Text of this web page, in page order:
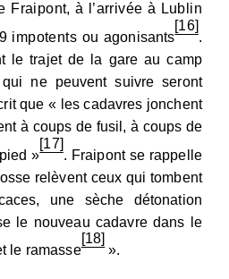
Fraipont, à l’arrivée à Lublin
impotents ou agonisants
[16]
.
le trajet de la gare au camp
ne peuvent suivre seront
que « les cadavres jonchent
à coups de fusil, à coups de
»
[17]
. Fraipont se rappelle
relèvent ceux qui tombent
une sèche détonation
le nouveau cadavre dans le
le ramasse
[18]
».